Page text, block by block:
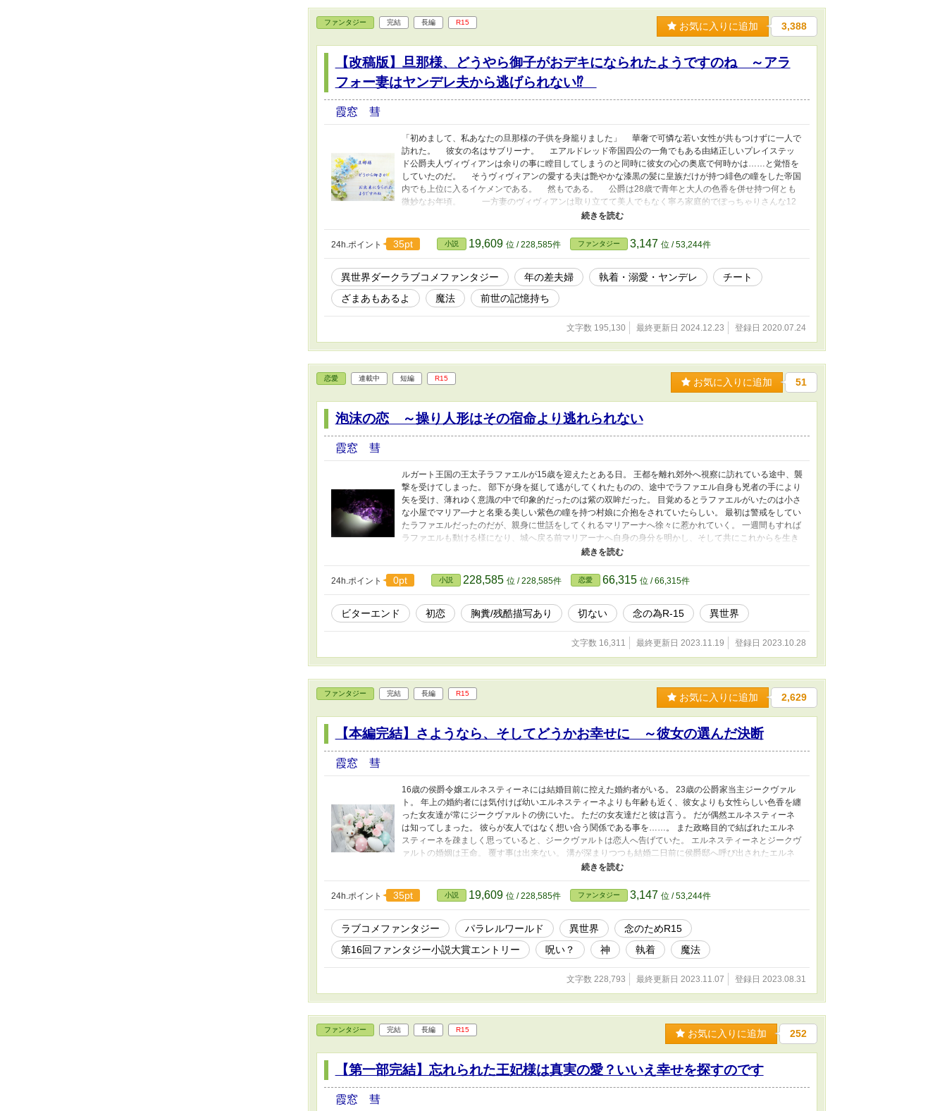
ファンタジー 完結 長編 R15 お気に入りに追加 3,388
【改稿版】旦那様、どうやら御子がおデキになられたようですのね ～アラ
フォー妻はヤンデレ夫から逃げられない⁉
霞窓 彗
「初めまして、私あなたの旦那様の子供を身籠りました」 華奢で可憐な若い女性が共もつけずに一人で
訪れた。 彼女の名はサブリーナ。 エアルドレッド帝国四公の一角でもある由緒正しいプレイステッ
ド公爵夫人ヴィヴィアンは余りの事に瞠目してしまうのと同時に彼女の心の奥底で何時かは……と覚悟を
していたのだ。 そうヴィヴィアンの愛する夫は艶やかな漆黒の髪に皇族だけが持つ緋色の瞳をした帝国
内でも上位に入るイケメンである。 然もである。 公爵は28歳で青年と大人の色香を併せ持つ何とも
微妙なお年頃。 一方妻のヴィヴィアンは取り立てて美人でもなく寧ろ家庭的でぽっちゃりさんな12
歳年上の姉さん女房。 趣味は社交ではなく高位貴族にはあるまじき的なお料理だったりする。 そし
て十人が十人共に声を大にして言うだろう。 「まだまだ若き公爵に相応しいのは結婚をして早五年ともな
るのに子も授からぬ年増な妻よりも、若くて可憐で華奢な、何より公爵の子を身籠っているサブリーナこ
そが相応しい」と。 ある夜遅くに帰ってきた夫の――――と言うよりも最近の夫婦だからこそわかる彼
らせ妻と＋ヤンデレストーカー気質の夫とのお話から始まります。 また設定はゆるっとふわふわ、また
所々に胸糞な所も御座います。 前作より最寄り読みやすく書いている心算です。 誤字脱字はどうか
ご容赦くださいませ。
24h.ポイント 35pt 小説 19,609 位 / 228,585件 ファンタジー 3,147 位 / 53,244件
異世界ダークラブコメファンタジー 年の差夫婦 執着・溺愛・ヤンデレ
チート
ざまあもあるよ
魔法 前世の記憶持ち
文字数 195,130 最終更新日 2024.12.23 登録日 2020.07.24
恋愛 連載中 短編 R15 お気に入りに追加 51
泡沫の恋 ～操り人形はその宿命より逃れられない
霞窓 彗
ルガート王国の王太子ラファエルが15歳を迎えたとある日。 王都を離れ郊外へ視察に訪れている途中、襲
撃を受けてしまった。 部下が身を挺して逃がしてくれたものの、途中でラファエル自身も兇者の手により
矢を受け、薄れゆく意識の中で印象的だったのは紫の双眸だった。 目覚めるとラファエルがいたのは小さ
な小屋でマリア―ナと名乗る美しい紫色の瞳を持つ村娘に介抱をされていたらしい。 最初は警戒をしてい
たラファエルだったのだが、親身に世話をしてくれるマリアーナへ徐々に惹かれていく。 一週間もすれば
ラファエルも動ける様になり、城へ戻る前マリアーナへ自身の身分を明かし、そして共にこれからを生き
て欲しいと告白をする。 ラファエルの告白にマリア―ナは受け入れる。 そうしてこれから幸せになろう
とするのだが……。 この作品は『忘れられた王妃様は真実の愛？いいえ幸せを探すのです』のスピンオフ
のお話になります。 王妃であるエヴァとの初顔合わせより七年も昔のお話です。 ルガート国王ラファエ
ルの王太子時代、15歳の少年が体験する苦い、ややビター過ぎる初恋のお話となります。 設定は緩い？ち
24h.ポイント 0pt 小説 228,585 位 / 228,585件 恋愛 66,315 位 / 66,315件
ビターエンド 初恋 胸糞/残酷描写あり 切ない 念の為R-15 異世界
文字数 16,311 最終更新日 2023.11.19 登録日 2023.10.28
ファンタジー 完結 長編 R15 お気に入りに追加 2,629
【本編完結】さようなら、そしてどうかお幸せに ～彼女の選んだ決断
霞窓 彗
16歳の侯爵令嬢エルネスティーネには結婚目前に控えた婚約者がいる。 23歳の公爵家当主ジークヴァル
ト。 年上の婚約者には気付けば幼いエルネスティーネよりも年齢も近く、彼女よりも女性らしい色香を纏
った女友達が常にジークヴァルトの傍にいた。 ただの女友達だと彼は言う。 だが偶然エルネスティーネ
は知ってしまった。 彼らが友人ではなく想い合う関係である事を……。 また政略目的で結ばれたエルネ
スティーネを疎ましく思っていると、ジークヴァルトは恋人へ告げていた。 エルネスティーネとジークヴ
ァルトの婚姻は王命。 覆す事は出来ない。 溝が深まりつつも結婚二日前に侯爵邸へ呼び出されたエルネ
スティーネ。 そこで彼女は彼の私室……寝室より聞こえてくるのは悍ましい獣にも似た二人の声。 二人
がいた場所は二日後には夫婦となるであろうエルネスティーネとジークヴァルトの為の寝室。 これ見よが
しに少し開け放たれた扉より垣間見える寝台で絡み合う二人の姿と勝ち誇る彼女の艶笑。 エルネスティー
ネは限界だった。 一晩悩んだ結果彼女の選んだ道は翌日愛するジークヴァルトへ晴れやかな笑顔で挨拶す
だから愛する男の前で死を選ぶ。 永遠に私を忘れないで、でも愛する貴方には幸せになって欲しい。 矛
盾した想いを抱え彼女は今――――。 長い間スランプ状態でしたが自分の中の性と生、人間と神、ずっと
前からもやもやしていたものが一応の答えを導き出し、この物語を始める事にしました。 センシティブな
所へ触れるかもしれません。 これはあくまで私の考え、思想なのでそこの所はどうかご容赦して下さいま
24h.ポイント 35pt 小説 19,609 位 / 228,585件 ファンタジー 3,147 位 / 53,244件
ラブコメファンタジー パラレルワールド 異世界
念のためR15
第16回ファンタジー小説大賞エントリー
呪い？ 神 執着 魔法
文字数 228,793 最終更新日 2023.11.07 登録日 2023.08.31
ファンタジー 完結 長編 R15 お気に入りに追加 252
【第一部完結】忘れられた王妃様は真実の愛？いいえ幸せを探すのです
霞窓 彗